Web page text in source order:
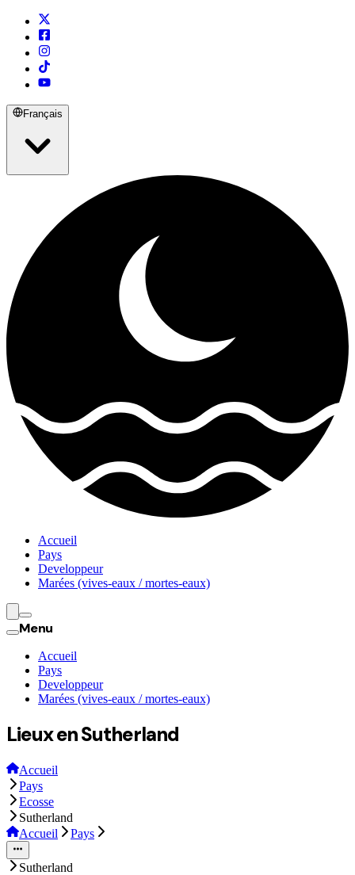
Français
Accueil
Pays
Developpeur
Marées (vives-eaux / mortes-eaux)
Menu
Accueil
Pays
Developpeur
Marées (vives-eaux / mortes-eaux)
Lieux en Sutherland
Accueil
Pays
Ecosse
Sutherland
Accueil
Pays
Sutherland